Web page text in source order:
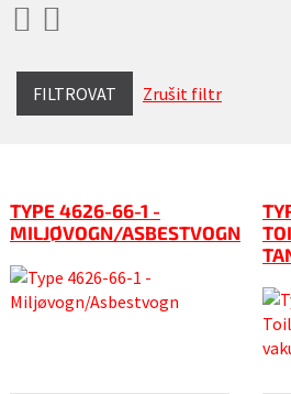
FILTROVAT Zrušit filtr
TYPE 4626-66-1 -
MILJØVOGN/ASBESTVOGN